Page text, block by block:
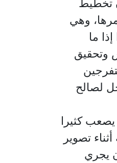
تخطيط
وهي
ما
وتحقيق
لصالح
كثيرا
تصوير
يجري